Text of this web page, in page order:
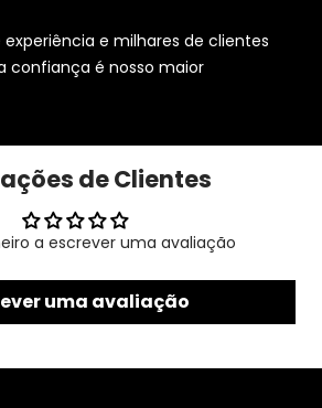
experiência e milhares de clientes
confiança é nosso maior
de Clientes
a escrever uma avaliação
uma avaliação